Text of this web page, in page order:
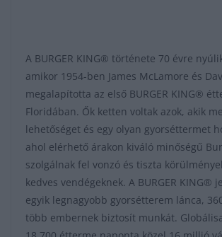
A BURGER KING® története 70 évre
amikor 1954-ben James McLamore és
megalapította az első BURGER KING®
Floridában. Ők ketten voltak azok, akik
lehetőséget és egy olyan gyorséttermet
ahol elérhető árakon kiváló minőségű
szolgálnak fel vonzó és tiszta
kedves vendégeknek. A BURGER KING®
egyik legnagyobb gyorsétterem lánca,
több embernek biztosít munkát.